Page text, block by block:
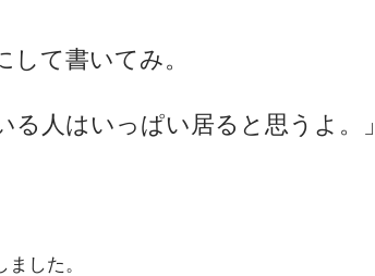
して書いてみ。
人はいっぱい居ると思うよ。」
した。